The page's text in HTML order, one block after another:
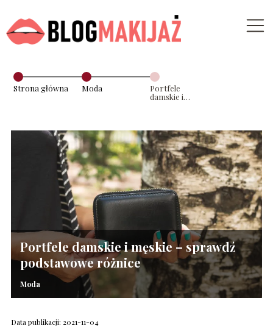
Strona główna Moda
Portfele
damskie i
różnice
Portfele damskie i męskie – sprawdź
podstawowe różnice
Moda
Data publikacji: 2021-11-04